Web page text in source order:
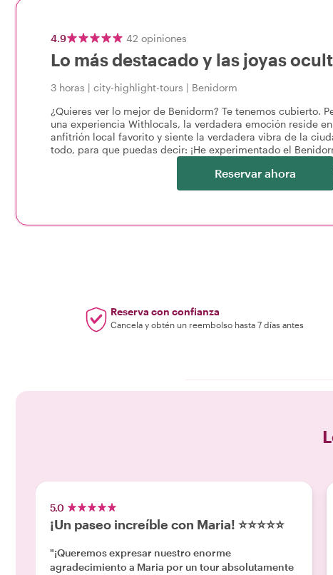
4.9 42 opiniones
Lo más destacado y las joyas
3 horas | city-highlight-tours | Benidorm
¿Quieres ver lo mejor de Benidorm? Te tenemos cubierto.
una experiencia Withlocals, la verdadera emoción reside
anfitrión local favorito y siente la verdadera vibra de la
todo, para que puedas decir: ¡He experimentado el
Reservar ahora
Reserva con confianza
Cancela y obtén un reembolso hasta 7 días antes
5.0
¡Un paseo increíble con Maria! ⭐⭐⭐⭐⭐
"¡Queremos expresar nuestro enorme
agradecimiento a Maria por un tour absolutamente